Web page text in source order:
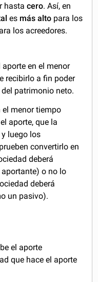
hastacero. Así, en
es más alto para los
los acreedores.
aporte en el menor
recibirlo a fin poder
patrimonio neto.
el menor tiempo
aporte, que la
luego los
convertirlo en
deberá
o no lo
deberá
un pasivo).
el aporte
que hace el aporte